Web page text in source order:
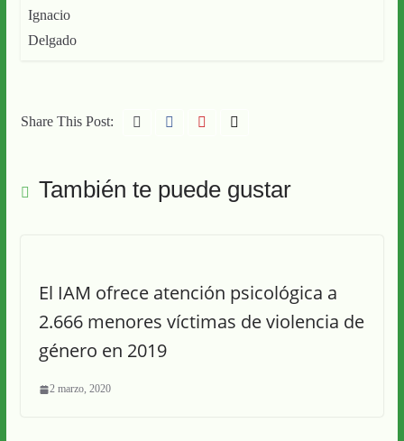
Share This Post:
También te puede gustar
El IAM ofrece atención psicológica a
2.666 menores víctimas de violencia de
género en 2019
2 marzo, 2020